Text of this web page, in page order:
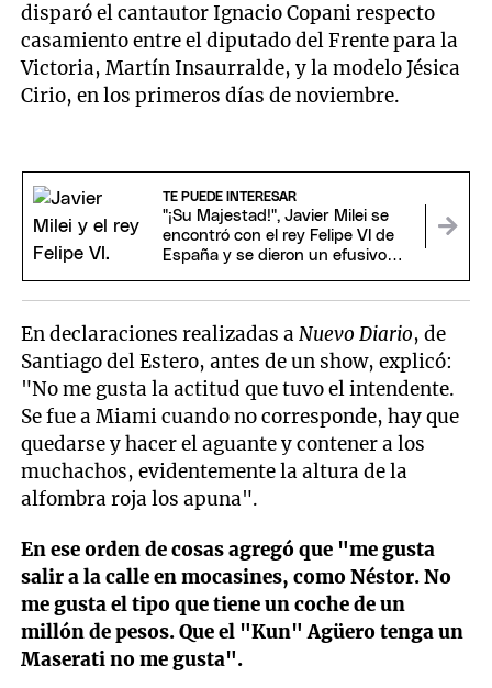
disparó el cantautor Ignacio Copani respecto
casamiento entre el diputado del Frente para la
Victoria, Martín Insaurralde, y la modelo Jésica
Cirio, en los primeros días de noviembre.
TE PUEDE INTERESAR
"¡Su Majestad!", Javier Milei se
encontró con el rey Felipe VI de
España y se dieron un efusivo
En declaraciones realizadas a Nuevo Diario, de
Santiago del Estero, antes de un show, explicó:
"No me gusta la actitud que tuvo el intendente.
Se fue a Miami cuando no corresponde, hay que
quedarse y hacer el aguante y contener a los
muchachos, evidentemente la altura de la
alfombra roja los apuna".
En ese orden de cosas agregó que "me gusta
salir a la calle en mocasines, como Néstor. No
me gusta el tipo que tiene un coche de un
millón de pesos. Que el "Kun" Agüero tenga un
Maserati no me gusta".